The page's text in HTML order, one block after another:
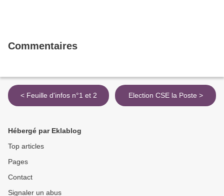
Commentaires
< Feuille d'infos n°1 et 2 Election CSE la Poste >
Hébergé par Eklablog
Top articles
Pages
Contact
Signaler un abus